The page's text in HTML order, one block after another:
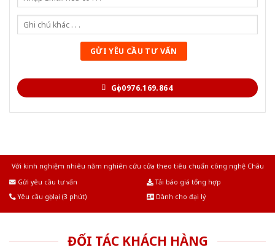
Gọi 0976.169.864
Với kinh nghiệm nhiêu năm nghiên cứu cửa theo tiêu chuẩn công nghệ Châu
Gửi yêu cầu tư vấn
Tải báo giá tổng hợp
Yêu cầu gọi lại (3 phút)
Dành cho đại lý
ĐỐI TÁC KHÁCH HÀNG